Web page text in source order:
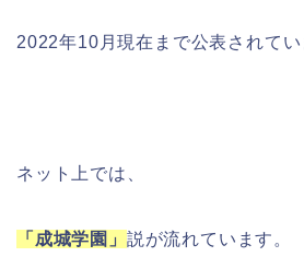
2022年10月現在まで公表されてい
ネット上では、
「成城学園」 説が流れています。